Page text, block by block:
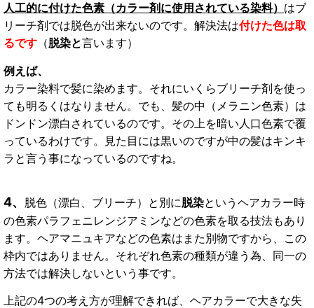
人工的に付けた色素（カラー剤に使用されている染料） はブ
リーチ剤では脱色が出来ないのです。解決法は付けた色は取
るです （脱染と言います）
例えば、
カラー染料で髪に染めます。それにいくらブリーチ剤を使っ
ても明るくはなりません。でも、髪の中（メラニン色素）は
ドンドン漂白されているのです。その上を暗い人口色素で覆
っているわけです。見た目には黒いのですが中の髪はキンキ
ラと言う事になっているのですね。
4、 脱色（漂白、ブリーチ）と別に脱染というヘアカラー時
の色素パラフェニレンジアミンなどの色素を取る技法もあり
ます。ヘアマニュキアなどの色素はまた別物ですから、この
枠内ではありません。それぞれ色素の種類が違う為、同一の
方法では解決しないという事です。
上記の4つの考え方が理解できれば、ヘアカラーで大きな失